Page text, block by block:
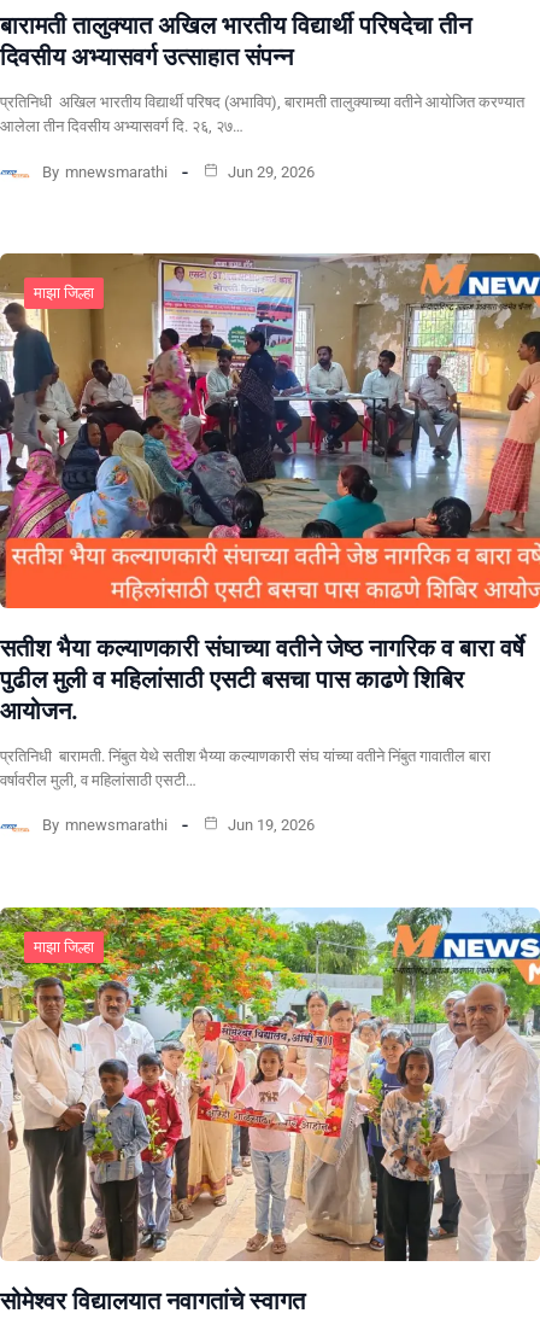
बारामती तालुक्यात अखिल भारतीय विद्यार्थी परिषदेचा तीन
दिवसीय अभ्यासवर्ग उत्साहात संपन्न
प्रतिनिधी अखिल भारतीय विद्यार्थी परिषद (अभाविप), बारामती तालुक्याच्या वतीने आयोजित करण्यात
आलेला तीन दिवसीय अभ्यासवर्ग दि. २६, २७…
By mnewsmarathi Jun 29, 2026
माझा जिल्हा
सतीश भैया कल्याणकारी संघाच्या वतीने जेष्ठ नागरिक व बारा वर्षे
पुढील मुली व महिलांसाठी एसटी बसचा पास काढणे शिबिर
आयोजन.
प्रतिनिधी बारामती. निंबुत येथे सतीश भैय्या कल्याणकारी संघ यांच्या वतीने निंबुत गावातील बारा
वर्षावरील मुली, व महिलांसाठी एसटी…
By mnewsmarathi Jun 19, 2026
माझा जिल्हा
सोमेश्वर विद्यालयात नवागतांचे स्वागत